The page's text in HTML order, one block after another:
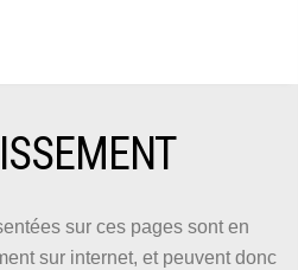
sur ces pages sont en
sur internet, et peuvent donc